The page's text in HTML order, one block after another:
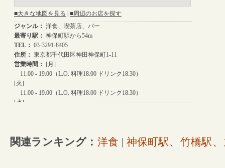
関連ランキング： 洋食 | 神保町駅、 竹橋駅、